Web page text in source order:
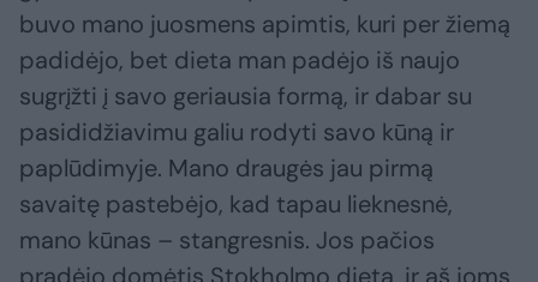
buvo mano juosmens apimtis, kuri per žiemą
padidėjo, bet dieta man padėjo iš naujo
sugrįžti į savo geriausia formą, ir dabar su
pasididžiavimu galiu rodyti savo kūną ir
paplūdimyje. Mano draugės jau pirmą
savaitę pastebėjo, kad tapau lieknesnė,
mano kūnas – stangresnis. Jos pačios
pradėjo domėtis Stokholmo dieta, ir aš joms